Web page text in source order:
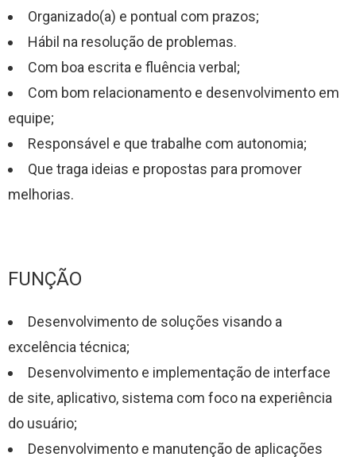
Organizado(a) e pontual com prazos;
Hábil na resolução de problemas.
Com boa escrita e fluência verbal;
Com bom relacionamento e desenvolvimento em
equipe;
Responsável e que trabalhe com autonomia;
Que traga ideias e propostas para promover
melhorias.
FUNÇÃO
Desenvolvimento de soluções visando a
excelência técnica;
Desenvolvimento e implementação de interface
de site, aplicativo, sistema com foco na experiência
do usuário;
Desenvolvimento e manutenção de aplicações